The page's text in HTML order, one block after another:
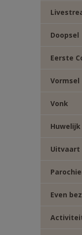
Doopsel
Eerste
Vormsel
Vonk
Huwelijk
Uitvaart
Even